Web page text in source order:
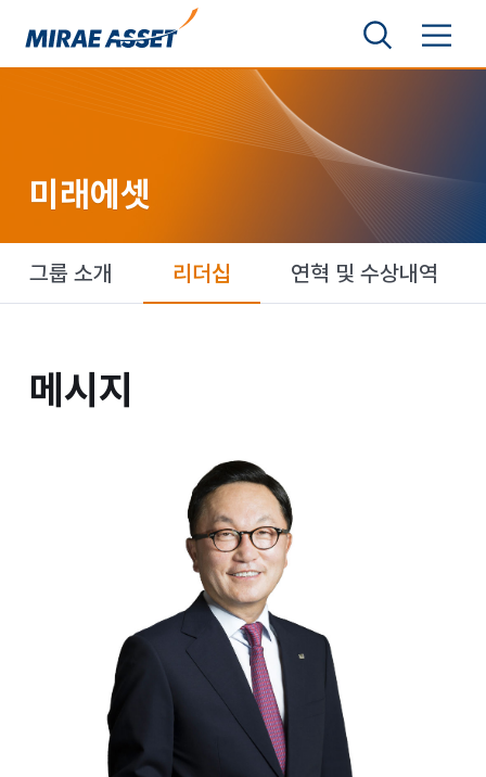
미래에셋
미래에셋
그룹 소개 리더십 연혁 및 수상내역
메시지